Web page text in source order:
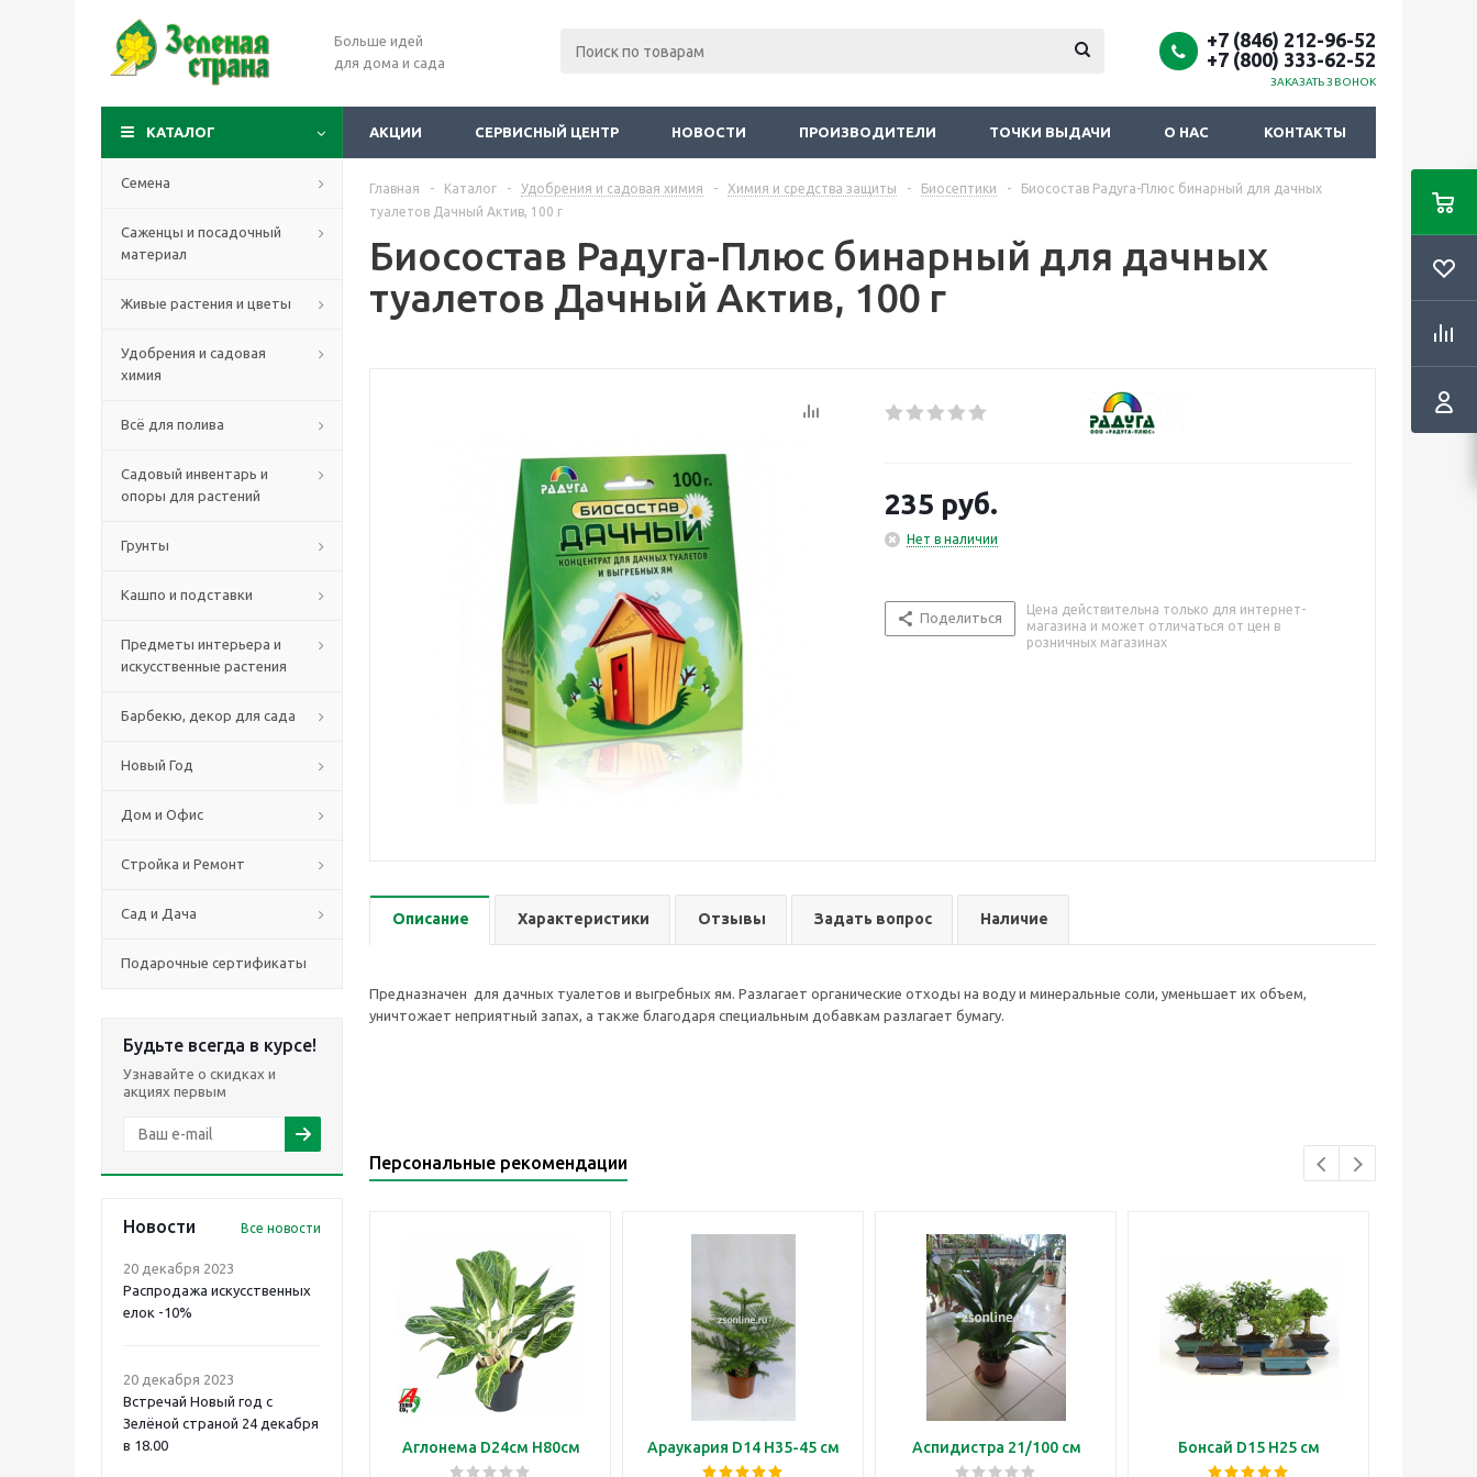
Больше идей
для дома и сада
+7 (846) 212-96-52
+7 (800) 333-62-52
ЗАКАЗАТЬ ЗВОНОК
КАТАЛОГ АКЦИИ СЕРВИСНЫЙ ЦЕНТР НОВОСТИ ПРОИЗВОДИТЕЛИ ТОЧКИ ВЫДАЧИ О НАС КОНТАКТЫ
Семена
Саженцы и посадочный
материал
Живые растения и цветы
Удобрения и садовая
химия
Всё для полива
Садовый инвентарь и
опоры для растений
Грунты
Кашпо и подставки
Предметы интерьера и
искусственные растения
Барбекю, декор для сада
Новый Год
Дом и Офис
Стройка и Ремонт
Сад и Дача
Подарочные сертификаты
Будьте всегда в курсе!
Узнавайте о скидках и
акциях первым
Новости Все новости
20 декабря 2023
Распродажа искусственных
елок -10%
20 декабря 2023
Встречай Новый год с
Зелёной страной 24 декабря
в 18.00
Главная - Каталог - Удобрения и садовая химия - Химия и средства защиты - Биосептики -
Биосостав Радуга-Плюс бинарный для дачных
туалетов Дачный Актив, 100 г
Биосостав Радуга-Плюс бинарный для дачных
туалетов Дачный Актив, 100 г
235 руб.
Нет в наличии
Поделиться
Цена действительна только для интернет-
магазина и может отличаться от цен в
розничных магазинах
Описание Характеристики Отзывы Задать вопрос Наличие
Предназначен для дачных туалетов и выгребных ям. Разлагает органические отходы на воду и минеральные соли, уменьшает их объем,
уничтожает неприятный запах, а также благодаря специальным добавкам разлагает бумагу.
Персональные рекомендации
Аглонема D24см H80см Араукария D14 H35-45 см Аспидистра 21/100 см Бонсай D15 H25 см